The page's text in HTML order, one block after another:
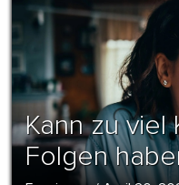
Kann zu
Folgen